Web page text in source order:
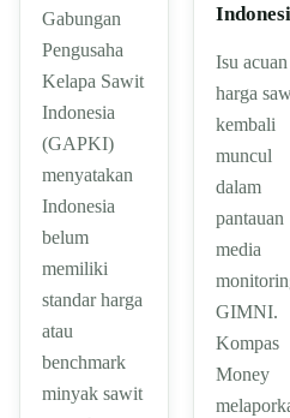
Gabungan
Pengusaha
Kelapa Sawit
Indonesia
(GAPKI)
menyatakan
Indonesia
belum
memiliki
standar harga
atau
benchmark
minyak sawit
Isu acuan
harga
kembali
muncul
dalam
pantauan
media
GIMNI.
Kompas
Money